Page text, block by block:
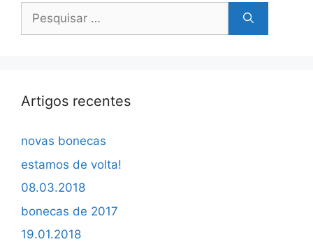
Pesquisar
Artigos recentes
novas bonecas
estamos de volta!
08.03.2018
bonecas de 2017
19.01.2018